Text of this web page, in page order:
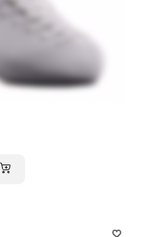
AJOUTER AU PANIER